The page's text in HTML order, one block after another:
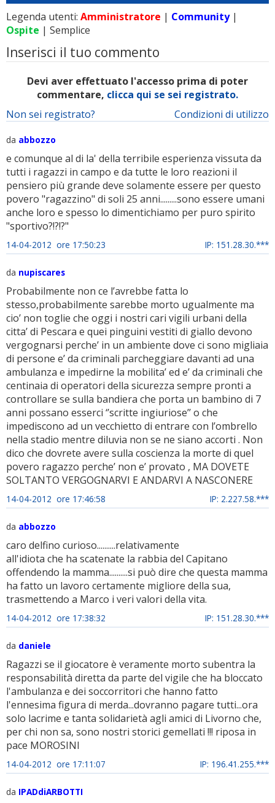
Legenda utenti: Amministratore | Community|
Ospite | Semplice
Inserisci il tuo commento
Devi aver effettuato l'accesso prima di poter
commentare, clicca qui se sei registrato.
Condizioni di utilizzo
Non sei registrato?
da abbozzo
e comunque al di la' della terribile esperienza vissuta da
tutti i ragazzi in campo e da tutte le loro reazioni il
pensiero più grande deve solamente essere per questo
povero "ragazzino" di soli 25 anni.........sono essere umani
anche loro e spesso lo dimentichiamo per puro spirito
"sportivo?!?!?"
14-04-2012 ore 17:50:23 IP: 151.28.30.***
da nupiscares
Probabilmente non ce l’avrebbe fatta lo
stesso,probabilmente sarebbe morto ugualmente ma
cio’ non toglie che oggi i nostri cari vigili urbani della
citta’ di Pescara e quei pinguini vestiti di giallo devono
vergognarsi perche’ in un ambiente dove ci sono migliaia
di persone e’ da criminali parcheggiare davanti ad una
ambulanza e impedirne la mobilita’ ed e’ da criminali che
centinaia di operatori della sicurezza sempre pronti a
controllare se sulla bandiera che porta un bambino di 7
anni possano esserci ‘’scritte ingiuriose’’ o che
impediscono ad un vecchietto di entrare con l’ombrello
nella stadio mentre diluvia non se ne siano accorti . Non
dico che dovrete avere sulla coscienza la morte di quel
povero ragazzo perche’ non e’ provato , MA DOVETE
SOLTANTO VERGOGNARVI E ANDARVI A NASCONERE
14-04-2012 ore 17:46:58 IP: 2.227.58.***
da abbozzo
caro delfino curioso..........relativamente
all'idiota che ha scatenate la rabbia del Capitano
offendendo la mamma..........si può dire che questa mamma
ha fatto un lavoro certamente migliore della sua,
trasmettendo a Marco i veri valori della vita.
14-04-2012 ore 17:38:32 IP: 151.28.30.***
da daniele
Ragazzi se il giocatore è veramente morto subentra la
responsabilità diretta da parte del vigile che ha bloccato
l'ambulanza e dei soccorritori che hanno fatto
l'ennesima figura di merda...dovranno pagare tutti...ora
solo lacrime e tanta solidarietà agli amici di Livorno che,
per chi non sa, sono nostri storici gemellati !!! riposa in
pace MOROSINI
14-04-2012 ore 17:11:07 IP: 196.41.255.***
da IPADdiARBOTTI